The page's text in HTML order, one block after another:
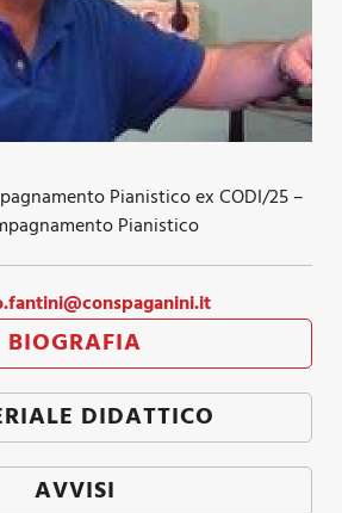
Pianistico ex CODI/25 –
Pianistico
BIOGRAFIA
DIDATTICO
AVVISI